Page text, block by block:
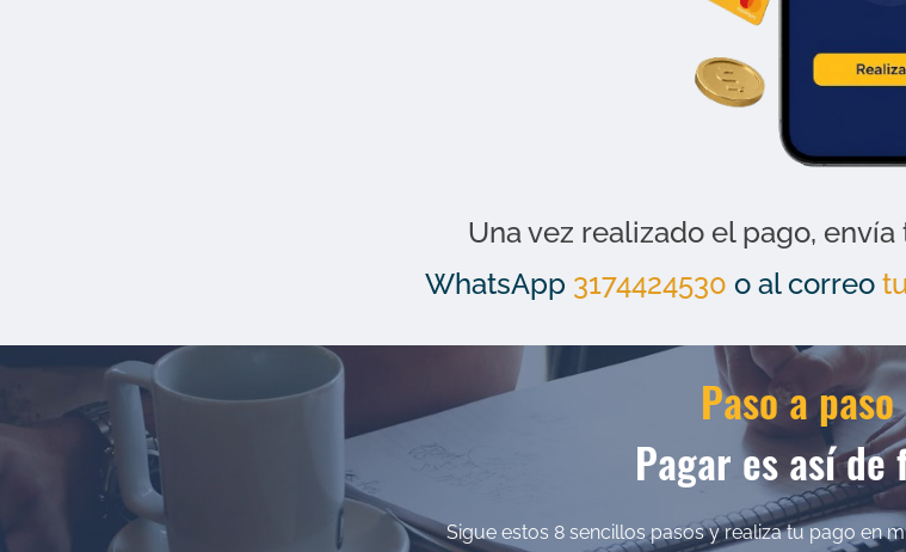
Una vez realizado el pago,
WhatsApp 3174424530 o al correo
​Paso a paso
​Pagar es así de
Sigue estos 8 sencillos pasos y realiza tu pago en